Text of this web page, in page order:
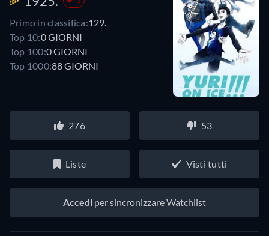
Primo in classifica:129.
Top 10:0 GIORNI
Top 100:0 GIORNI
Top 1000:88 GIORNI
276 53
Liste Visti tutti
Accedi per sincronizzare Watchlist